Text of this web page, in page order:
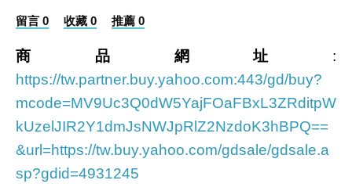
留言 0 收藏 0 推薦 0
商品網址 :
https://tw.partner.buy.yahoo.com:443/gd/buy?
mcode=MV9Uc3Q0dW5YajFOaFBxL3ZRditpW
kUzelJIR2Y1dmJsNWJpRlZ2NzdoK3hBPQ==
&url=https://tw.buy.yahoo.com/gdsale/gdsale.a
sp?gdid=4931245